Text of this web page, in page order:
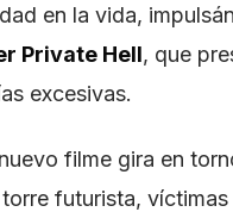
en la vida,
Private Hell, que
excesivas.
filme gira en
futurista,